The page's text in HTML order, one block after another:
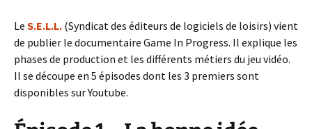
Le S.E.L.L. (Syndicat des éditeurs de logiciels de loisirs) vient
de publier le documentaire Game In Progress. Il explique les
phases de production et les différents métiers du jeu vidéo.
Il se découpe en 5 épisodes dont les 3 premiers sont
disponibles sur Youtube.